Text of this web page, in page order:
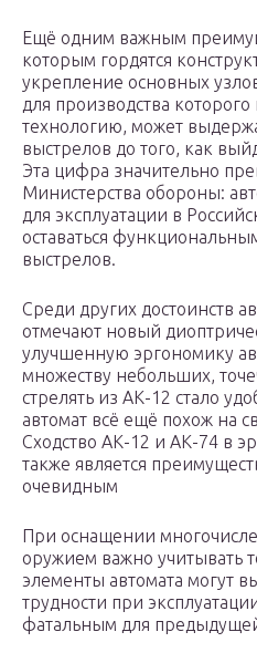
Ещё одним важным
которым гордятся
укрепление основных
для производства
технологию, может
выстрелов до того, как
Эта цифра значительно
Министерства обороны:
для эксплуатации в
оставаться
выстрелов.
Среди других достоинств
отмечают новый
улучшенную эргономику
множеству небольших,
стрелять из АК-12 стало
автомат всё ещё похож на
Сходство АК-12 и АК-74 в
также является
очевидным
При оснащении
оружием важно учитывать
элементы автомата могут
трудности при
фатальным для